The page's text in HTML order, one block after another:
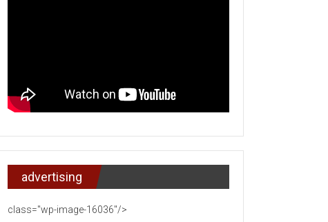
advertising
class="wp-image-16036"/>